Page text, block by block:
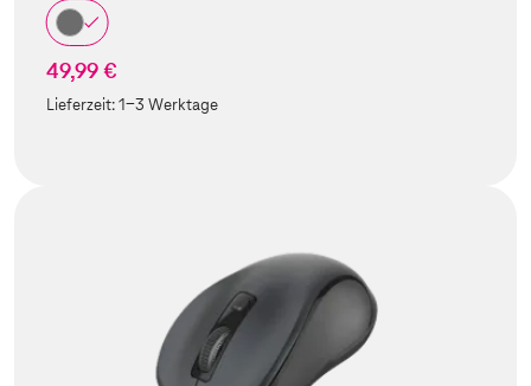
49,99 €
Lieferzeit:1-3 Werktage